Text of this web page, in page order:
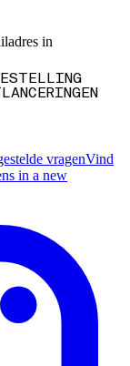
in
vragenVind
in a new